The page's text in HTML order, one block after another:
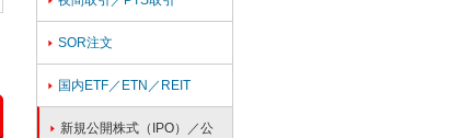
 SOR注文
 国内ETF／ETN／REIT
 新規公開株式（IPO）／公